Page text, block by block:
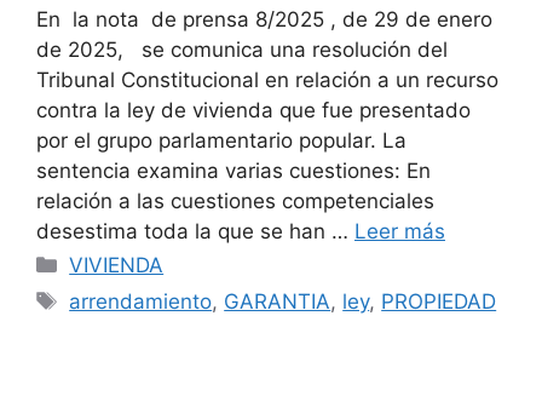
En la nota de prensa 8/2025 , de 29 de enero
de 2025, se comunica una resolución del
Tribunal Constitucional en relación a un recurso
contra la ley de vivienda que fue presentado
por el grupo parlamentario popular. La
sentencia examina varias cuestiones: En
relación a las cuestiones competenciales
desestima toda la que se han … Leer más
Categorías
VIVIENDA
Etiquetas
arrendamiento, GARANTIA, ley, PROPIEDAD